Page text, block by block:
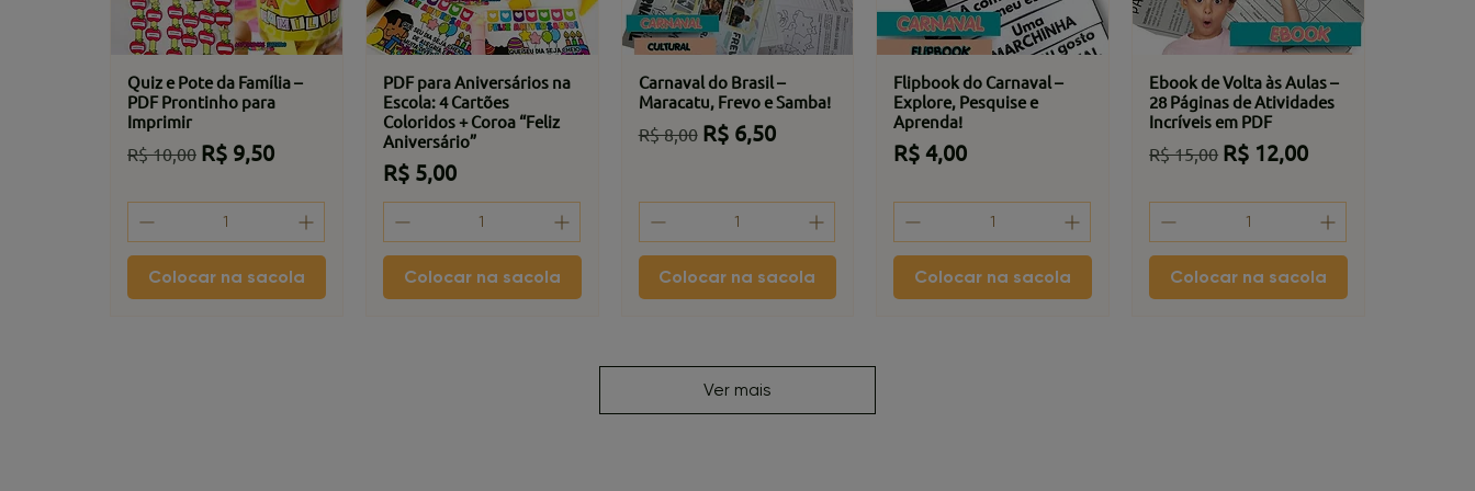
Quiz e Pote da Família –
PDF Prontinho para
Imprimir
Preço normal
R$ 10,00 Preço promocional
R$ 9,50
Colocar na sacola
PDF para Aniversários na
Escola: 4 Cartões
Coloridos + Coroa “Feliz
Aniversário”
Preço
R$ 5,00
Colocar na sacola
Carnaval do Brasil –
Maracatu, Frevo e Samba!
Preço normal
R$ 8,00 Preço promocional
R$ 6,50
Colocar na sacola
Flipbook do Carnaval –
Explore, Pesquise e
Aprenda!
Preço
R$ 4,00
Colocar na sacola
Ebook de Volta às Aulas –
28 Páginas de Atividades
Incríveis em PDF
Preço normal
R$ 15,00 Preço promocional
R$ 12,00
Colocar na sacola
Ver mais